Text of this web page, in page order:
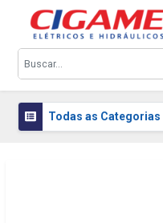
Todas as Categorias